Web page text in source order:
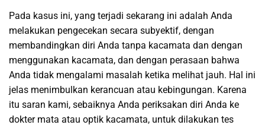
Pada kasus ini, yang terjadi sekarang ini adalah Anda
melakukan pengecekan secara subyektif, dengan
membandingkan diri Anda tanpa kacamata dan dengan
menggunakan kacamata, dan dengan perasaan bahwa
Anda tidak mengalami masalah ketika melihat jauh. Hal ini
jelas menimbulkan kerancuan atau kebingungan. Karena
itu saran kami, sebaiknya Anda periksakan diri Anda ke
dokter mata atau optik kacamata, untuk dilakukan tes